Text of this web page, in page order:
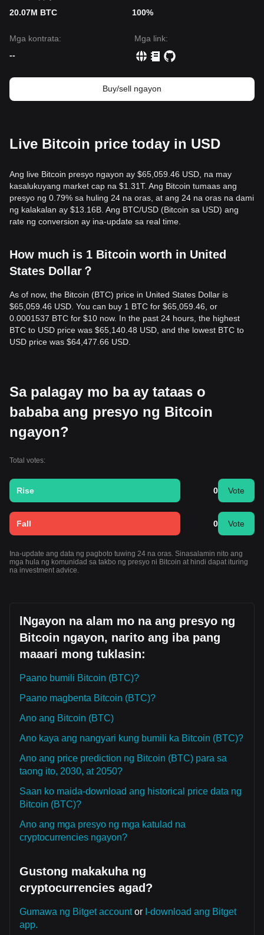
ang susunod na antas ng target ay$58,500
Ang konsenso sa pagitan ng mga analyst ay ang bagaman
ang Bitcoin ay nananatili sa isang broad recovery phase,
ang kamakailang bullish crossover ng short-term moving
ang presyo sa itaas ng suporta na$62,200, inaasahan na
ay mananatiling constructive na may
upward bias.
20.07M BTC
100%
Mga kontrata:
--
Mga link:
Buy/sell ngayon
Live Bitcoin price today in USD
Ang live Bitcoin presyo ngayon ay $65,059.46 USD, na may
kasalukuyang market cap na $1.31T. Ang Bitcoin tumaas ang
presyo ng 0.79% sa huling 24 na oras, at ang 24 na oras na dami
ng kalakalan ay $13.16B. Ang BTC/USD (Bitcoin sa USD) ang
rate ng conversion ay ina-update sa real time.
How much is 1 Bitcoin worth in United
States Dollar？
As of now, the Bitcoin (BTC) price in United States Dollar is
$65,059.46 USD. You can buy 1 BTC for $65,059.46, or
0.0001537 BTC for $10 now. In the past 24 hours, the highest
BTC to USD price was $65,140.48 USD, and the lowest BTC to
USD price was $64,477.66 USD.
Sa palagay mo ba ay tataas o
bababa ang presyo ng Bitcoin
ngayon?
Total votes:
Rise 0 Vote
Fall 0 Vote
Ina-update ang data ng pagboto tuwing 24 na oras. Sinasalamin nito ang
mga hula ng komunidad sa takbo ng presyo ni Bitcoin at hindi dapat ituring
na investment advice.
lNgayon na alam mo na ang presyo ng
Bitcoin ngayon, narito ang iba pang
maaari mong tuklasin:
Paano bumili Bitcoin (BTC)?
Paano magbenta Bitcoin (BTC)?
Ano ang Bitcoin (BTC)
Ano kaya ang nangyari kung bumili ka Bitcoin (BTC)?
Ano ang price prediction ng Bitcoin (BTC) para sa
taong ito, 2030, at 2050?
Saan ko maida-download ang historical price data ng
Bitcoin (BTC)?
Ano ang mga presyo ng mga katulad na
cryptocurrencies ngayon?
Gustong makakuha ng
cryptocurrencies agad?
Gumawa ng Bitget accountor I-download ang Bitget
app.